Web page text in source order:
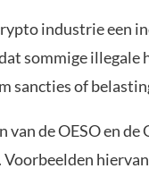
industrie een
sommige illegale
sancties of
de OESO en de